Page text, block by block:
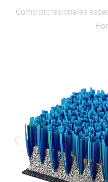
Como profesionales